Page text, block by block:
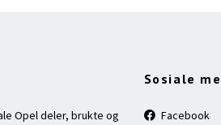
Opel deler, brukte og
Sosiale
Facebook